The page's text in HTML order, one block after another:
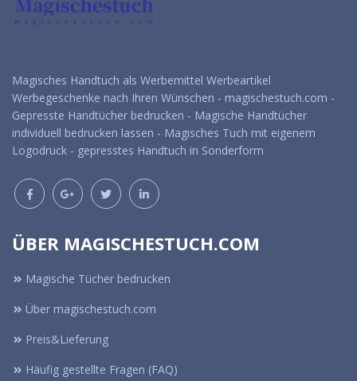
Magisches Handtuch als Werbemittel Werbeartikel
Werbegeschenke nach Ihren Wünschen - magischestuch.com -
Gepresste Handtücher bedrucken - Magische Handtücher
individuell bedrucken lassen - Magisches Tuch mit eigenem
Logodruck - gepresstes Handtuch in Sonderform
ÜBER MAGISCHESTUCH.COM
Magische Tücher bedrucken
Über magischestuch.com
Preis&Lieferung
Häufig gestellte Fragen (FAQ)